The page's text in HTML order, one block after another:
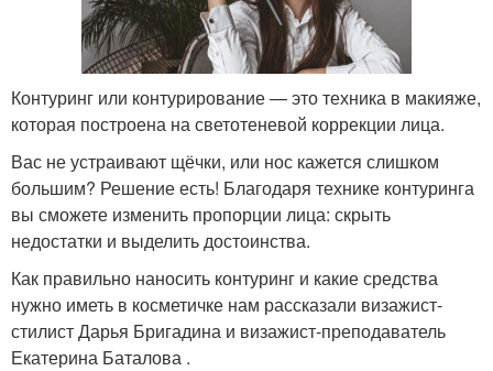
Контуринг или контурирование — это техника в макияже,
которая построена на светотеневой коррекции лица.
Вас не устраивают щёчки, или нос кажется слишком
большим? Решение есть! Благодаря технике контуринга
вы сможете изменить пропорции лица: скрыть
недостатки и выделить достоинства.
Как правильно наносить контуринг и какие средства
нужно иметь в косметичке нам рассказали визажист-
стилист Дарья Бригадина и визажист-преподаватель
Екатерина Баталова .